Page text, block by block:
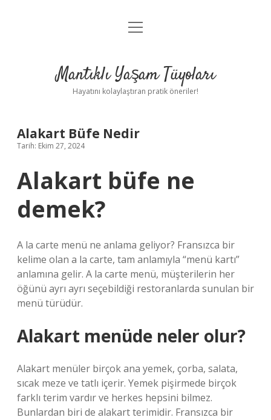
Anasayfa
Yasal Uyarı
menüyü
Mantıklı Yaşam Tüyoları
Hayatını kolaylaştıran pratik öneriler!
Alakart Büfe Nedir
Tarih: Ekim 27, 2024
Alakart büfe ne
demek?
A la carte menü ne anlama geliyor? Fransızca bir
kelime olan a la carte, tam anlamıyla “menü kartı”
anlamına gelir. A la carte menü, müşterilerin her
öğünü ayrı ayrı seçebildiği restoranlarda sunulan bir
menü türüdür.
Alakart menüde neler olur?
Alakart menüler birçok ana yemek, çorba, salata,
sıcak meze ve tatlı içerir. Yemek pişirmede birçok
farklı terim vardır ve herkes hepsini bilmez.
Bunlardan biri de alakart terimidir. Fransızca bir